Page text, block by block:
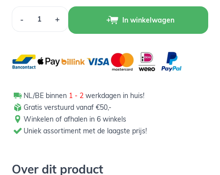
- + In winkelwagen
NL/BE binnen 1 - 2 werkdagen in huis!
Gratis verstuurd vanaf €50,-
Winkelen of afhalen in 6 winkels
Uniek assortiment met de laagste prijs!
Over dit product